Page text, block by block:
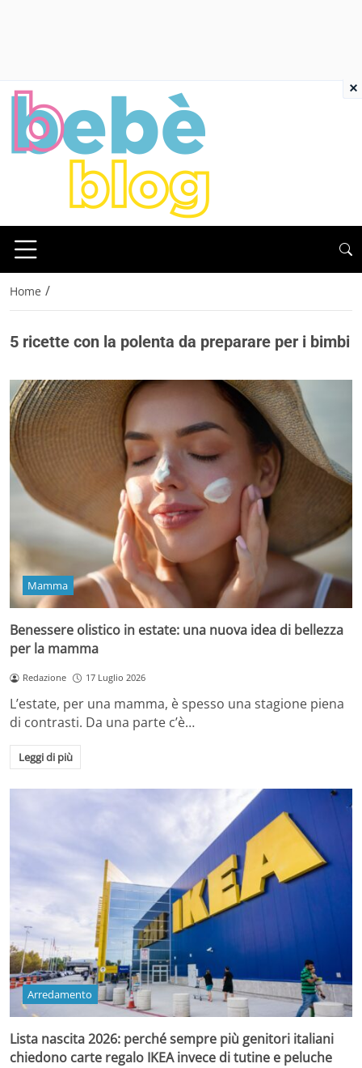
Home /
5 ricette con la polenta da preparare per i bimbi
Mamma
Benessere olistico in estate: una nuova idea di bellezza
per la mamma
Redazione 17 Luglio 2026
L’estate, per una mamma, è spesso una stagione piena
di contrasti. Da una parte c’è…
Leggi di più
Arredamento
Lista nascita 2026: perché sempre più genitori italiani
chiedono carte regalo IKEA invece di tutine e peluche
×